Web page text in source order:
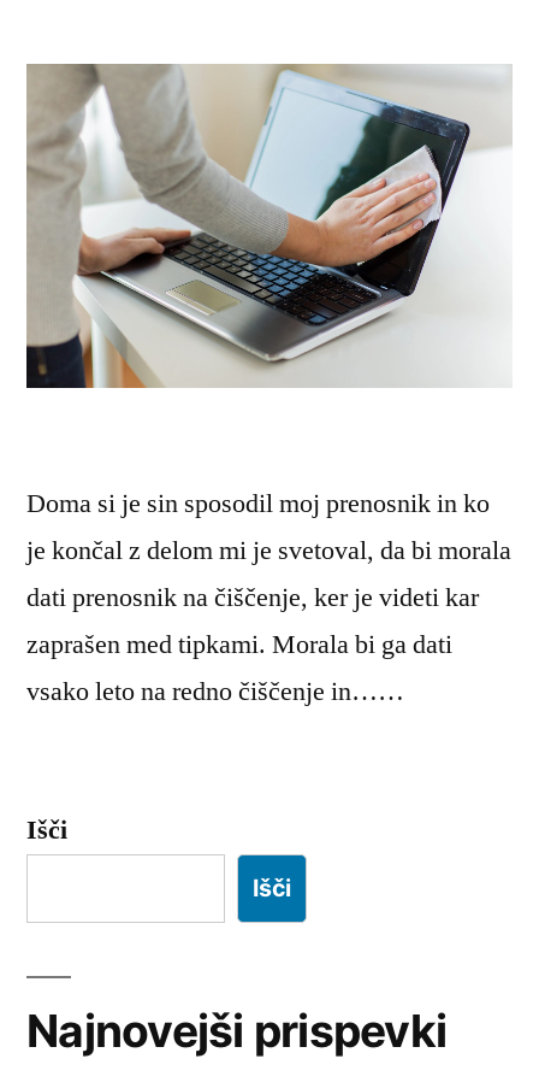
Doma si je sin sposodil moj prenosnik in ko
je končal z delom mi je svetoval, da bi morala
dati prenosnik na čiščenje, ker je videti kar
zaprašen med tipkami. Morala bi ga dati
vsako leto na redno čiščenje in……
Išči
Išči
Najnovejši prispevki